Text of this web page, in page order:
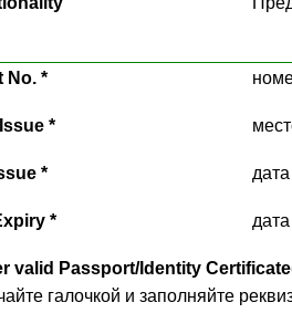
No. *
*
*
*
valid Passport/Identity
галочкой и заполняйте